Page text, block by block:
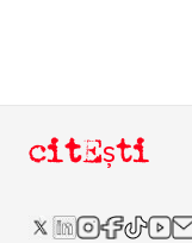
citEști